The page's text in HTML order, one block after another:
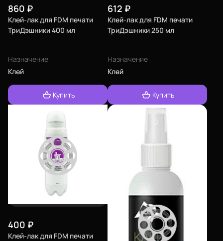
860 ₽
Клей-лак для FDM печати
ТриДэшники 400 мл
Назначение
Клей
Купить
612 ₽
Клей-лак для FDM печати
ТриДэшники 250 мл
Назначение
Клей
Купить
400 ₽
Клей-лак для FDM печати